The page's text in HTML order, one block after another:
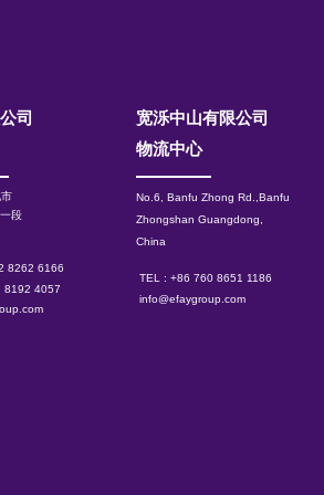
司
段
8262 6166
8192 4057
宽泺中山有限公司
物流中心
No.6, Banfu Zhong Rd.,Banfu
Zhongshan Guangdong,
China
TEL : +86 760 8651 1186
info@efaygroup.com